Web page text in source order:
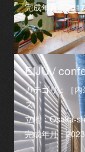
完成年月：
EIJU /
カテゴリ：［
ス
立地：Osaka-
完成年月：